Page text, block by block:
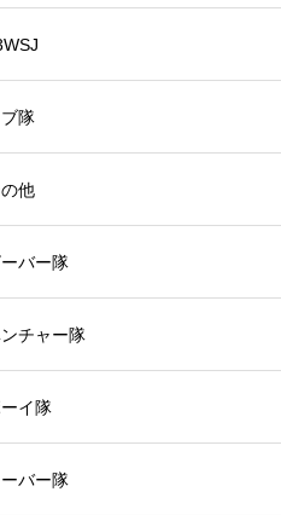
隊
他
ーバー隊
チャー隊
イ隊
ーバー隊